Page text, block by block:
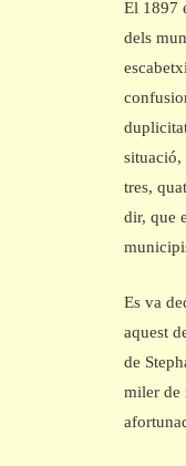
El 1897
dels
situació,
tres,
dir, que
Es va
aquest
de
miler de